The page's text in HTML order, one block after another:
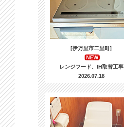
[伊万里市二里町]
NEW
レンジフード、IH取替工事
2026.07.18